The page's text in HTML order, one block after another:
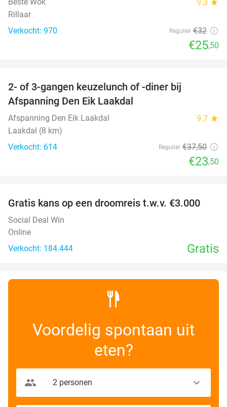
9.3
Rillaar
Verkocht: 970
Regulier €32
€25,50
2- of 3-gangen keuzelunch of -diner bij
Afspanning Den Eik Laakdal
Afspanning Den Eik Laakdal 9.7 star
Laakdal (8 km)
Verkocht: 614
Regulier €37,50
€23,50
Gratis kans op een droomreis t.w.v. €3.000
Social Deal Win
Online
Verkocht: 184.444
Gratis
Voordelig spontaan uit
eten?